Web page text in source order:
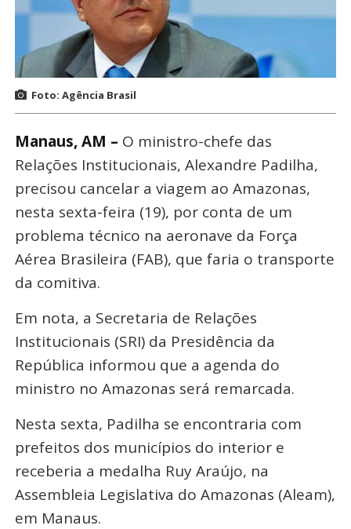
Foto: Agência Brasil
Manaus, AM – O ministro-chefe das
Relações Institucionais, Alexandre Padilha,
precisou cancelar a viagem ao Amazonas,
nesta sexta-feira (19), por conta de um
problema técnico na aeronave da Força
Aérea Brasileira (FAB), que faria o transporte
da comitiva.
Em nota, a Secretaria de Relações
Institucionais (SRI) da Presidência da
República informou que a agenda do
ministro no Amazonas será remarcada.
Nesta sexta, Padilha se encontraria com
prefeitos dos municípios do interior e
receberia a medalha Ruy Araújo, na
Assembleia Legislativa do Amazonas (Aleam),
em Manaus.